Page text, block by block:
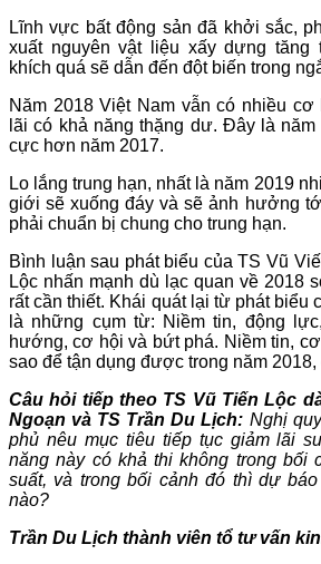
Lĩnh vực bất động sản đã khởi sắc,
xuất nguyên vật liệu xấy dựng tăng
khích quá sẽ dẫn đến đột biến trong
Năm 2018 Việt Nam vẫn có nhiều cơ
lãi có khả năng thặng dư. Đây là
cực hơn năm 2017.
Lo lắng trung hạn, nhất là năm 2019
giới sẽ xuống đáy và sẽ ảnh hưởng
phải chuẩn bị chung cho trung hạn.
Bình luận sau phát biểu của TS Vũ
Lộc nhấn mạnh dù lạc quan về 2018
rất cần thiết. Khái quát lại từ phát biểu
là những cụm từ: Niềm tin, động
hướng, cơ hội và bứt phá. Niềm tin,
sao để tận dụng được trong năm
Câu hỏi tiếp theo TS Vũ Tiến Lộc
Ngoạn và TS Trần Du Lịch: Nghị
phủ nêu mục tiêu tiếp tục giảm lãi
năng này có khả thi không trong bối
suất, và trong bối cảnh đó thì dự
nào?
Trần Du Lịch thành viên tổ tư vấn